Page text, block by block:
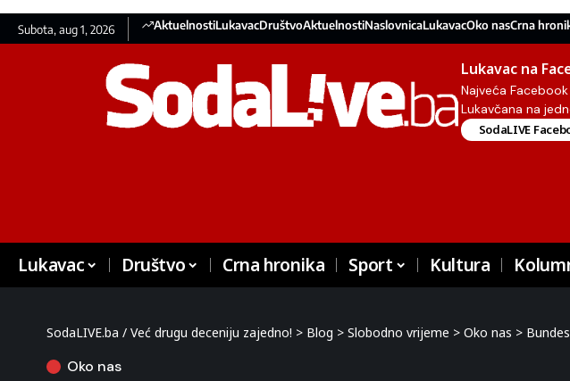
Subota, aug 1, 2026 AktuelnostiLukavacDruštvoAktuelnostiNaslovnicaLukavacOko nasCrna
Lukavac na
Najveća
Lukavčana na
SodaLIVE
Lukavac Društvo Crna hronika Sport Kultura
SodaLIVE.ba / Već drugu deceniju zajedno! > Blog > Slobodno vrijeme > Oko nas >
Oko nas